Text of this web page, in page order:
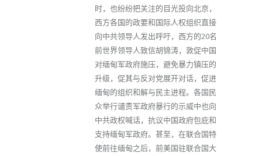
时，也纷纷把关注的目光投向北京，
西方各国的政要和国际人权组织直接
向中共领导人发出呼吁，西方的20名
前世界领导人致信胡锦涛，敦促中国
对缅甸军政府施压，避免暴力镇压的
升级，促其与反对党展开对话，促进
缅甸的组织和解与民主进程。各国民
众举行谴责军政府暴行的示威中也向
中共政权喊话，抗议中国政府包庇和
支持缅甸军政府。甚至，在联合国特
使前往缅甸之后，前美国驻联合国大